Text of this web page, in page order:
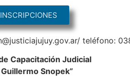
INSCRIPCIONES
teléfono:
Capacitación Judicial
Guillermo Snopek”